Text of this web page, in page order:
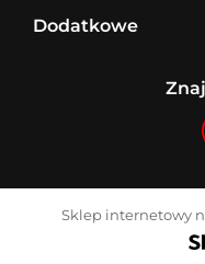
Dodatkowe
Sklep internetowy